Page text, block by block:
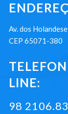
Av. dos
CEP 65071-380
LINE:
98